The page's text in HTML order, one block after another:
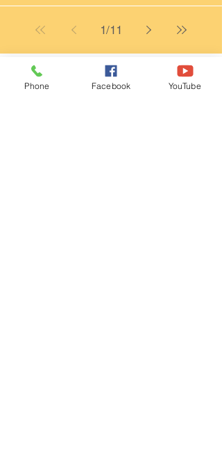
1/11
২য় সাময়িকী পরীক্ষা ২০২৬: ৬ই আগস্ট ২০২৬
Phone Facebook YouTube